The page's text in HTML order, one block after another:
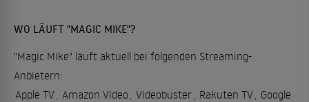
WO LÄUFT "MAGIC MIKE"?
"Magic Mike" läuft aktuell bei folgenden Streaming-
Anbietern:
Apple TV Amazon Video Videobuster Rakuten TV Google